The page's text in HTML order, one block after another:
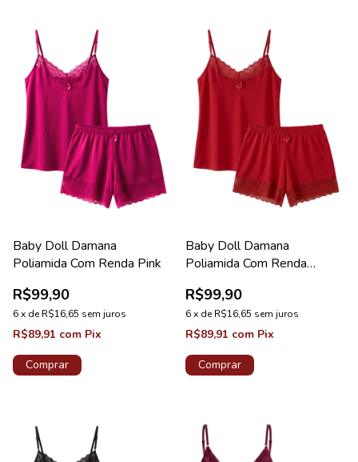
Baby Doll Damana
Poliamida Com Renda Pink
R$99,90
6x deR$16,65 sem juros
R$89,91 com Pix
Comprar
Baby Doll Damana
Poliamida Com Renda
R$99,90
6x deR$16,65 sem juros
R$89,91 com Pix
Comprar